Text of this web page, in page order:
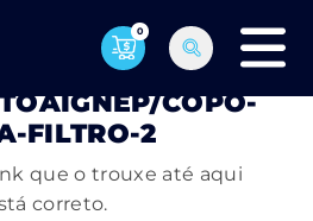
0
ENCONTRADA
COPO-
FILTRO-2
que o trouxe até aqui
correto.